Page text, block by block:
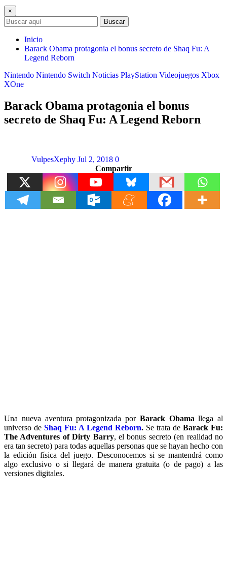
×
Buscar
Inicio
Barack Obama protagonia el bonus secreto de Shaq Fu: A
Legend Reborn
Nintendo Nintendo Switch Noticias PlayStation Videojuegos Xbox
XOne
Barack Obama protagonia el bonus
secreto de Shaq Fu: A Legend Reborn
VulpesXephy Jul 2, 2018 0
Compartir
Una nueva aventura protagonizada por Barack Obama llega al
universo de Shaq Fu: A Legend Reborn. Se trata de Barack Fu:
The Adventures of Dirty Barry, el bonus secreto (en realidad no
era tan secreto) para todas aquellas personas que se hayan hecho con
la edición física del juego. Desconocemos si se mantendrá como
algo exclusivo o si llegará de manera gratuita (o de pago) a las
versiones digitales.